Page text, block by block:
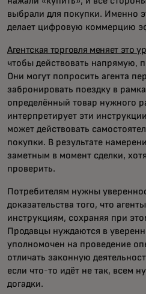
выбрали для покупки. Именно
делает цифровую коммерцию
Агентская торговля меняет это
чтобы действовать напрямую,
Они могут попросить агента
забронировать поездку в
определённый товар нужного
интерпретирует эти
может действовать
покупки. В результате
заметным в момент сделки,
проверить.
Потребителям нужны
доказательства того, что
инструкциям, сохраняя при
Продавцы нуждаются в
уполномочен на проведение
отличать законную
если что-то идёт не так, всем
догадки.